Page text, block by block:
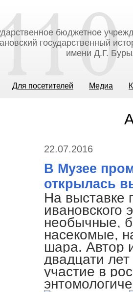
бюджетное
государственный
имени Д.Г.
Для посетителей Медиа
22.07.2016
В Музее
открылась
На выставке
ивановского
необычные,
насекомые,
шара. Автор
двадцати
участие в